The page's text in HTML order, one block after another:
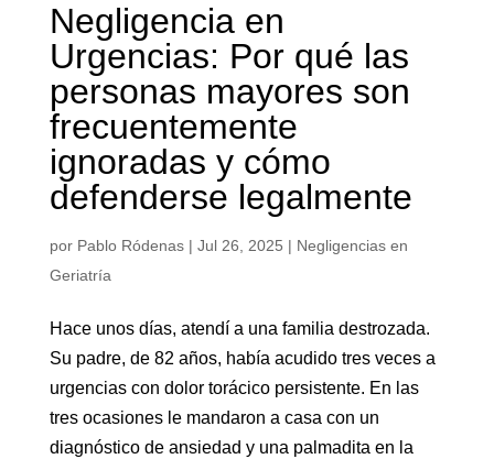
Negligencia en
Urgencias: Por qué las
personas mayores son
frecuentemente
ignoradas y cómo
defenderse legalmente
por Pablo Ródenas| Jul 26, 2025 | Negligencias en
Geriatría
Hace unos días, atendí a una familia destrozada.
Su padre, de 82 años, había acudido tres veces a
urgencias con dolor torácico persistente. En las
tres ocasiones le mandaron a casa con un
diagnóstico de ansiedad y una palmadita en la